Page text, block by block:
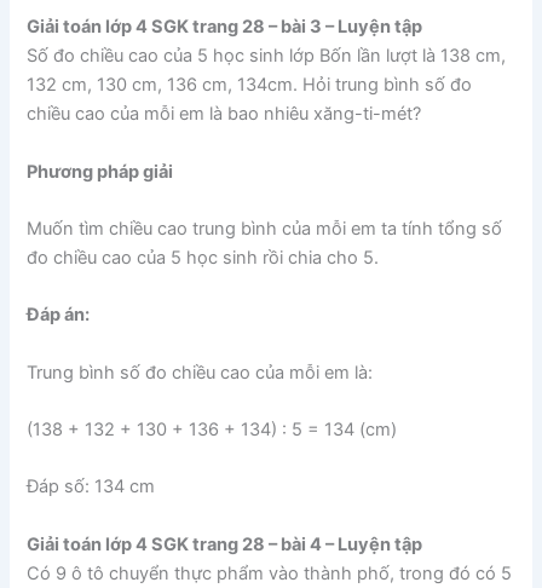
Giải toán lớp 4 SGK trang 28 – bài 3 – Luyện tập
Số đo chiều cao của 5 học sinh lớp Bốn lần lượt là 138 cm,
132 cm, 130 cm, 136 cm, 134cm. Hỏi trung bình số đo
chiều cao của mỗi em là bao nhiêu xăng-ti-mét?
Phương pháp giải
Muốn tìm chiều cao trung bình của mỗi em ta tính tổng số
đo chiều cao của 5 học sinh rồi chia cho 5.
Đáp án:
Trung bình số đo chiều cao của mỗi em là:
(138 + 132 + 130 + 136 + 134) : 5 = 134 (cm)
Đáp số: 134 cm
Giải toán lớp 4 SGK trang 28 – bài 4 – Luyện tập
Có 9 ô tô chuyển thực phẩm vào thành phố, trong đó có 5